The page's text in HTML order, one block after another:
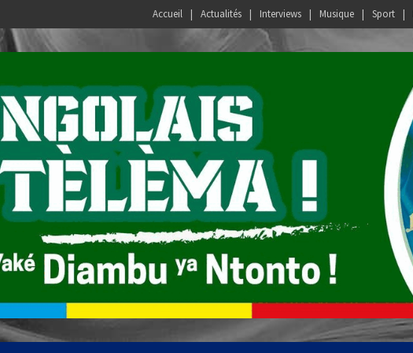
Accueil Actualités Interviews Musique Sport